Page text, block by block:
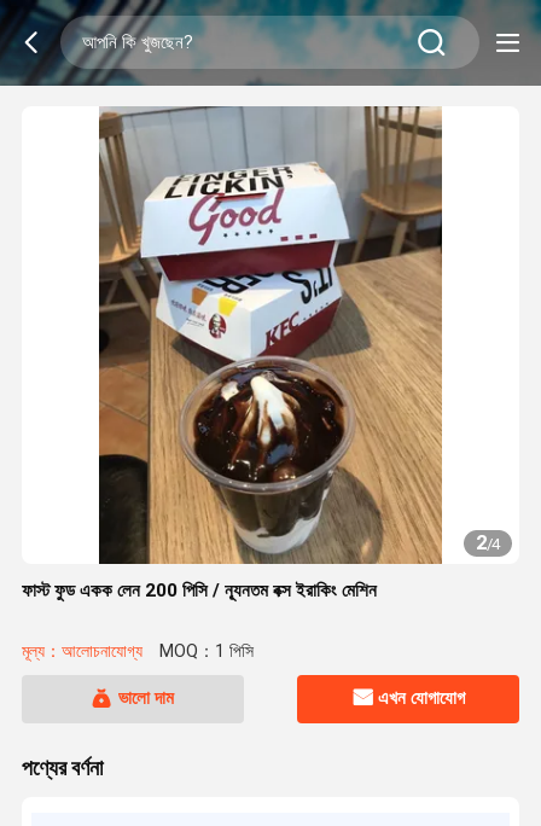
2/4
ফাস্ট ফুড একক লেন 200 পিসি / ন্যূনতম বক্স ইরাকিং মেশিন
মূল্য：আলোচনাযোগ্য MOQ：1 পিসি
ভালো দাম এখন যোগাযোগ
পণ্যের বর্ণনা